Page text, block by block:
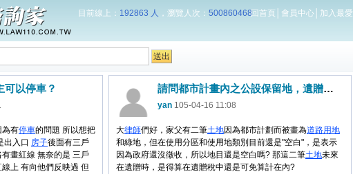
目前線上： 192863 人 ，瀏覽人次： 500860468回首頁 會員中心 加入最愛
可以停車？
為有停車的問題 所以想把
出入口 房子後面有三戶
畫紅線 無奈的是 三戶
上 有向他們反映過 但
請問都市計畫內之公設保留地，遺贈稅算法?
yan 105-04-16 11:08
大律師們好，家父有二筆土地因為都市計劃而被畫為道路用地
和綠地，但在使用分區和使用地類別目前還是"空白"，是表示
因為政府還沒徵收，所以地目還是空白嗎? 那這二筆土地未來
在遺贈時，是得算在遺贈稅中還是可免算計在內?